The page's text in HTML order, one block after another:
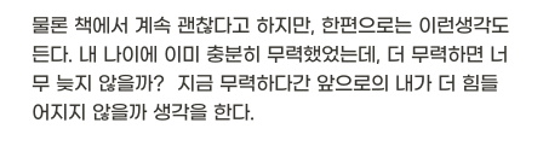
t{
S
u
p
pl
ier
물론 책에서 계속 괜찮다고 하지만, 한편으로는 이런생각도
든다. 내 나이에 이미 충분히 무력했었는데, 더 무력하면 너
무 늦지 않을까?  지금 무력하다간 앞으로의 내가 더 힘들
어지지 않을까 생각을 한다.